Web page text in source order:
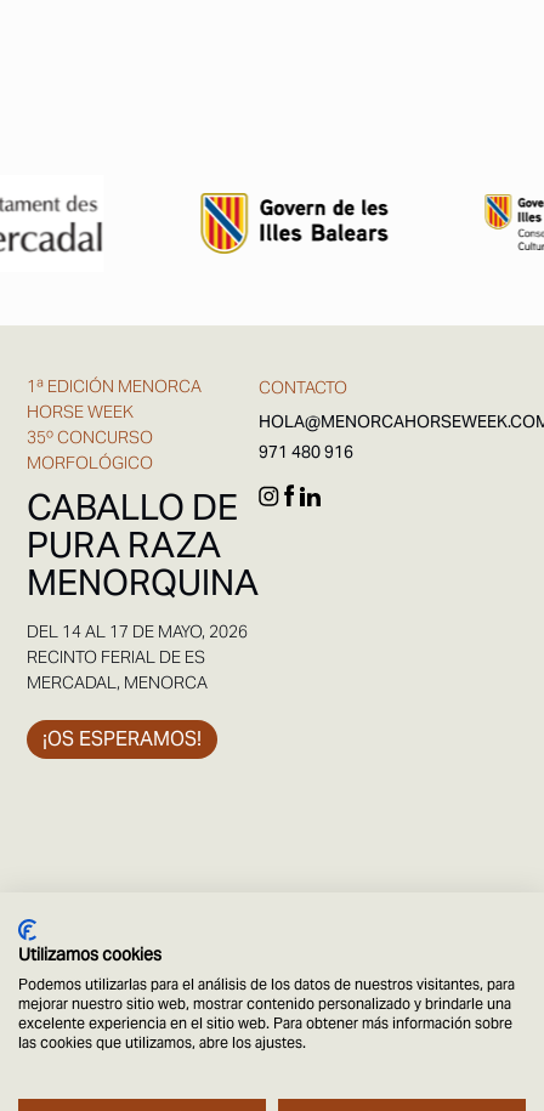
1ª EDICIÓN MENORCA
HORSE WEEK
35º CONCURSO
MORFOLÓGICO
CABALLO DE
PURA RAZA
MENORQUINA
DEL 14 AL 17 DE MAYO, 2026
RECINTO FERIAL DE ES
MERCADAL, MENORCA
¡OS ESPERAMOS!
CONTACTO
971 480 916
Site by
Utilizamos cookies
Podemos utilizarlas para el análisis de los datos de nuestros visitantes, para
mejorar nuestro sitio web, mostrar contenido personalizado y brindarle una
excelente experiencia en el sitio web. Para obtener más información sobre
las cookies que utilizamos, abre los ajustes.